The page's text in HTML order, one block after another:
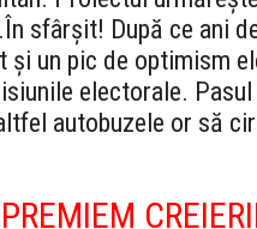
În sfârșit! După ce ani
și un pic de optimism
electorale.
autobuzele or să